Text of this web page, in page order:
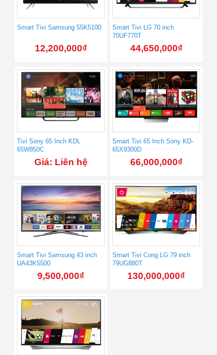
Smart Tivi Samsung 55K5100
12,200,000₫
Smart Tivi LG 70 inch
70UF770T
44,650,000₫
Tivi Sony 65 Inch KDL
65W850C
Giá: Liên hệ
Smart Tivi 65 Inch Sony KD-
65X9300D
66,000,000₫
Smart Tivi Samsung 43 inch
UA43K5500
9,500,000₫
Smart Tivi Cong LG 79 inch
79UG880T
130,000,000₫